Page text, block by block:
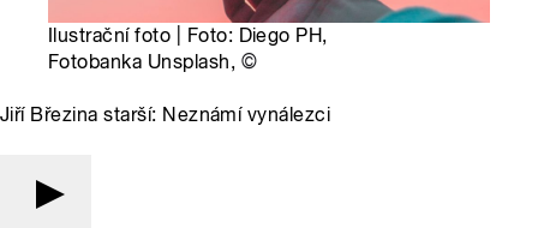
Ilustrační foto | Foto: Diego PH,
Fotobanka Unsplash, ©
Jiří Březina starší: Neznámí vynálezci